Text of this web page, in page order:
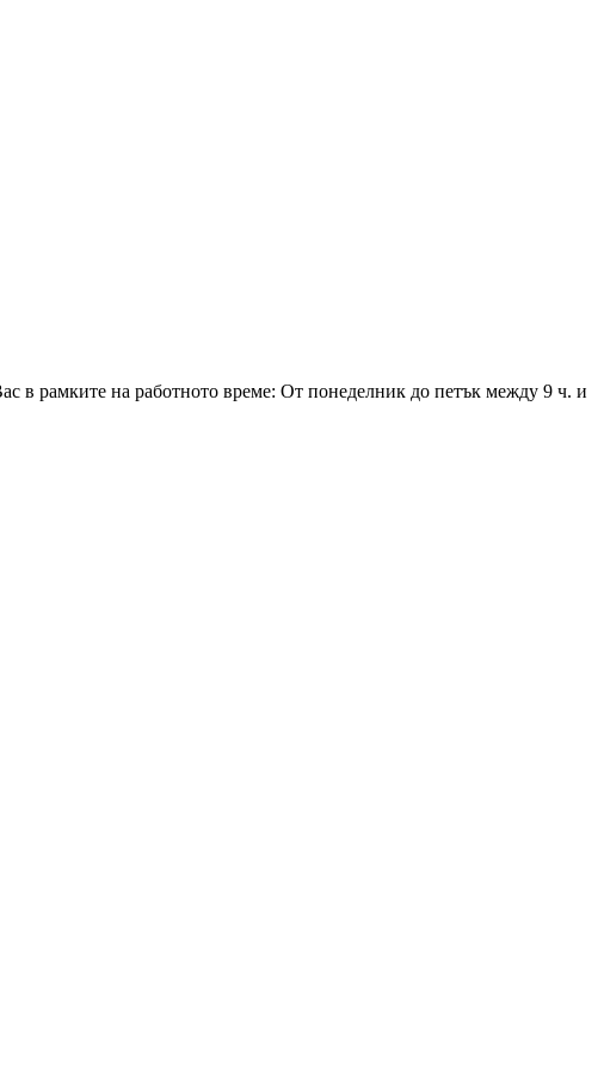
в рамките на работното време: От понеделник до петък между 9 ч. и